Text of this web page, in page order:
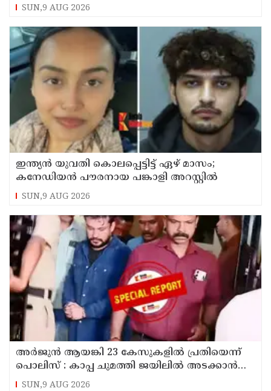
SUN,9 AUG 2026
ഇന്ത്യന്‍ യുവതി കൊലപ്പെട്ടിട്ട് ഏഴ് മാസം;
കനേഡിയന്‍ പൗരനായ പങ്കാളി അറസ്റ്റില്‍
SUN,9 AUG 2026
അര്‍ജുന്‍ ആയങ്കി 23 കേസുകളില്‍ പ്രതിയെന്ന്
പൊലിസ് : കാപ്പ ചുമത്തി ജയിലില്‍ അടക്കാന്‍
നീക്കം
SUN,9 AUG 2026